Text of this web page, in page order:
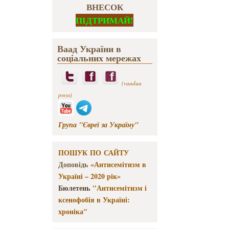
ВНЕСОК
ПІДТРИМАЙ!
Ваад України в
соціальних мережах
(vaadua
press)
Група "Євреї за Україну"
ПОШУК ПО САЙТУ
Доповідь «Антисемітизм в
Україні – 2020 рік»
Бюлетень "Антисемітизм і
ксенофобія в Україні:
хроніка"